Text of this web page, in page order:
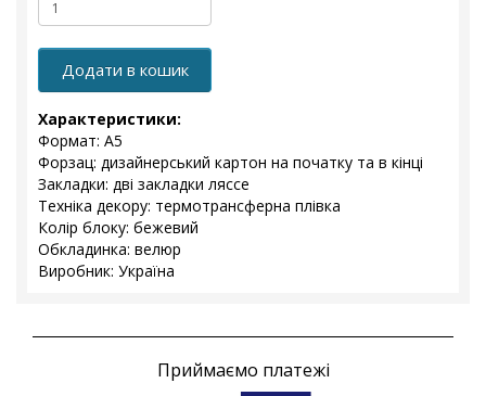
Додати в кошик
Характеристики:
Формат: А5
Форзац: дизайнерський картон на початку та в кінці
Закладки: дві закладки ляссе
Техніка декору: термотрансферна плівка
Колір блоку: бежевий
Обкладинка: велюр
Виробник: Україна
Приймаємо платежі